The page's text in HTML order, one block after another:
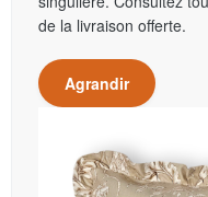
de la livraison offerte.
Agrandir